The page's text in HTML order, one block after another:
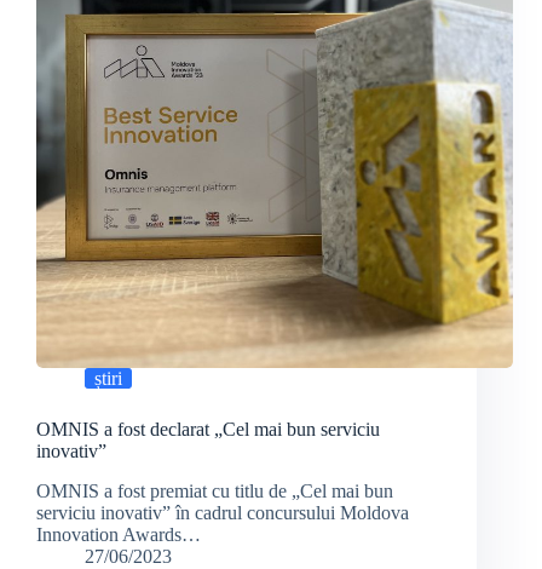
știri
OMNIS a fost declarat „Cel mai bun serviciu
inovativ”
OMNIS a fost premiat cu titlu de „Cel mai bun
serviciu inovativ” în cadrul concursului Moldova
Innovation Awards…
27/06/2023